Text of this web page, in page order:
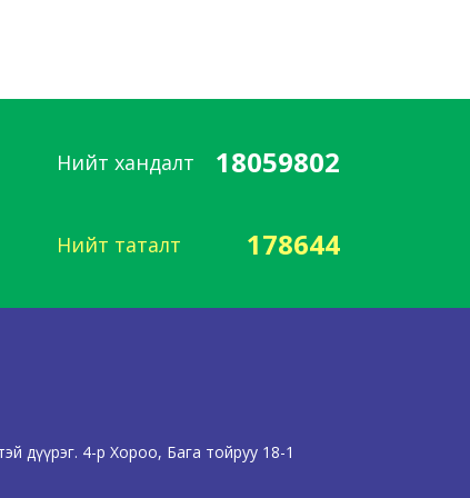
Нийт хандалт 18059802
Нийт таталт 178644
дүүрэг. 4-р Хороо, Бага тойруу 18-1